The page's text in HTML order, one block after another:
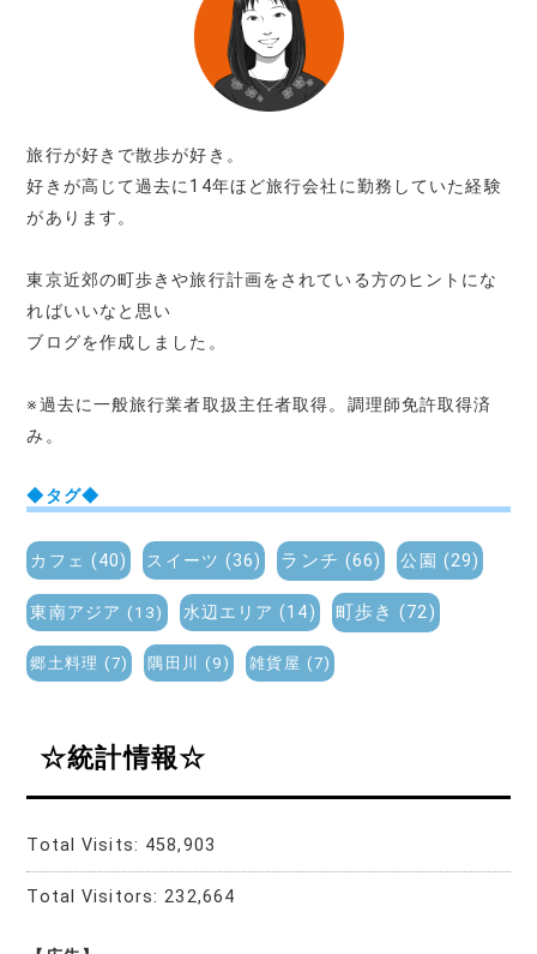
旅行が好きで散歩が好き。
好きが高じて過去に14年ほど旅行会社に勤務していた経験
があります。
東京近郊の町歩きや旅行計画をされている方のヒントにな
ればいいなと思い
ブログを作成しました。
※過去に一般旅行業者取扱主任者取得。調理師免許取得済
み。
◆タグ◆
カフェ (40) スイーツ (36) ランチ (66) 公園 (29)
東南アジア (13) 水辺エリア (14) 町歩き (72)
郷土料理 (7) 隅田川 (9) 雑貨屋 (7)
☆統計情報☆
Total Visits: 458,903
Total Visitors:232,664